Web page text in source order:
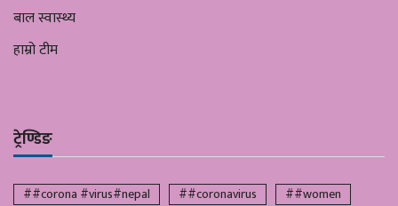
बाल स्वास्थ्य
हाम्रो टीम
ट्रेण्डिङ
##corona #virus#nepal ##coronavirus ##women